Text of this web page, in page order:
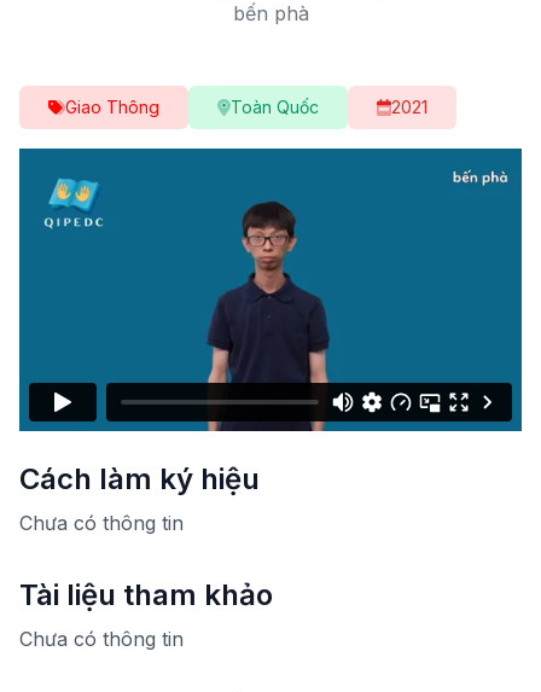
bến phà
Giao Thông Toàn Quốc 2021
Cách làm ký hiệu
Chưa có thông tin
Tài liệu tham khảo
Chưa có thông tin